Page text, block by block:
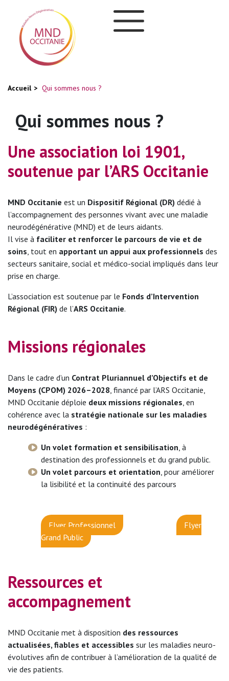
contenu
principal
You
here
Accueil Qui sommes nous ?
Qui sommes nous ?
Une association loi 1901,
soutenue par l’ARS Occitanie
MND Occitanie est un Dispositif Régional (DR) dédié à
l’accompagnement des personnes vivant avec une maladie
neurodégénérative (MND) et de leurs aidants.
Il vise à faciliter et renforcer le parcours de vie et de
soins, tout en apportant un appui aux professionnels des
secteurs sanitaire, social et médico-social impliqués dans leur
prise en charge.
L’association est soutenue par le Fonds d’Intervention
Régional (FIR) de l’ARS Occitanie.
Missions régionales
Dans le cadre d’un Contrat Pluriannuel d’Objectifs et de
Moyens (CPOM) 2026–2028, financé par l’ARS Occitanie,
MND Occitanie déploie deux missions régionales, en
cohérence avec la stratégie nationale sur les maladies
neurodégénératives :
Un volet formation et sensibilisation, à
destination des professionnels et du grand public.
Un volet parcours et orientation, pour améliorer
la lisibilité et la continuité des parcours
Flyer Professionnel
Flyer
Grand Public
Ressources et
accompagnement
MND Occitanie met à disposition des ressources
actualisées, fiables et accessibles sur les maladies neuro-
évolutives afin de contribuer à l’amélioration de la qualité de
vie des patients.
Panneau de gestion des cookies